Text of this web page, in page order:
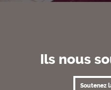
Ils nous
Soutenez